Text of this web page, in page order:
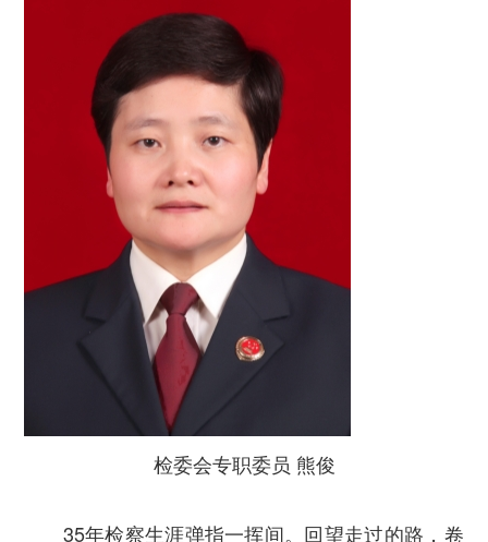
检委会专职委员 熊俊
35年检察生涯弹指一挥间。回望走过的路，卷